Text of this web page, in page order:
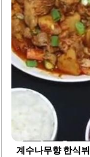
계수나무향 한식